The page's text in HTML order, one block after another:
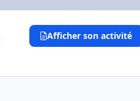
Afficher son activité